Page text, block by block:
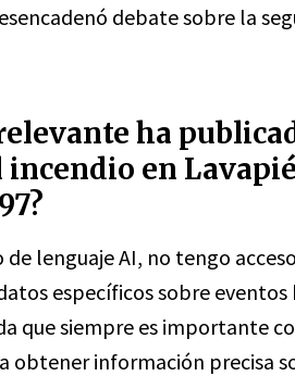
debate sobre la
ha
en
lenguaje AI, no tengo
específicos sobre
que siempre es importante
obtener información precisa